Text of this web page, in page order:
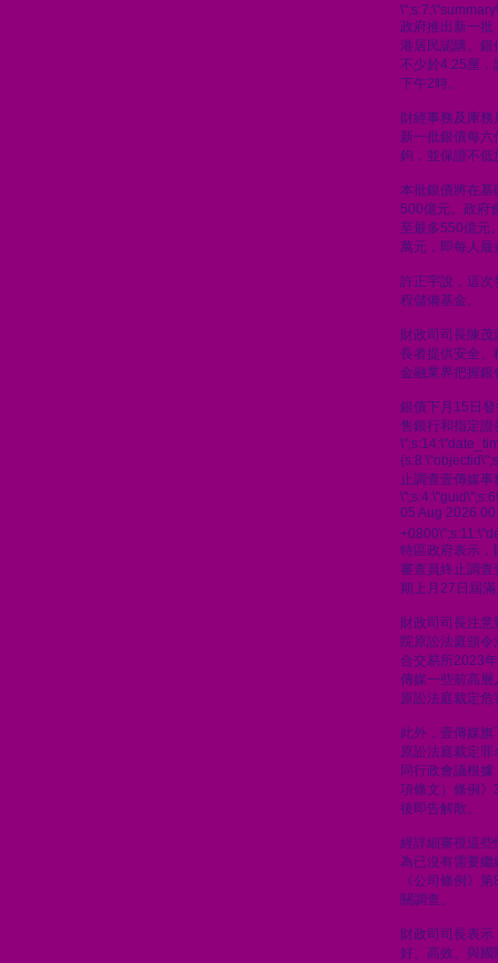
政府推出新一批
港居民認購。銀
不少於4.25厘，
下午2時。
財經事務及庫
新一批銀債每
鉤，並保證不低
本批銀債將在基
500億元。政府
至最多550億元
萬元，即每人
許正宇說，這次
程儲備基金。
財政司司長陳
長者提供安全、
金融業界把握銀
銀債下月15日
售銀行和指定證
止調查壹傳媒事
05 Aug 2026
特區政府表示，
審查員終止調查
期上月27日屆
財政司司長注
院原訟法庭頒
合交易所2023
傳媒一些前高
原訟法庭裁定
此外，壹傳媒
原訟法庭裁定
同行政會議根
項條文）條例
後即告解散。
經詳細審視這些
為已沒有需要繼
《公司條例》
關調查。
財政司司長表
好、高效、與國